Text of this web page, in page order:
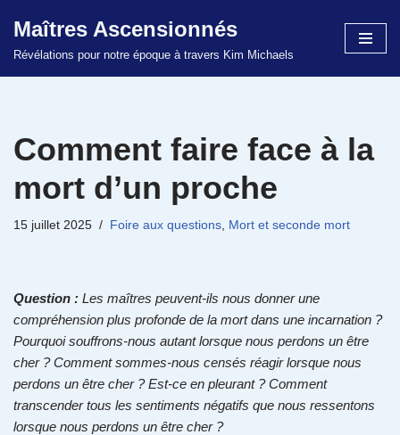
Aller
Maîtres Ascensionnés
Révélations pour notre époque à travers Kim Michaels
Comment faire face à la
mort d’un proche
15 juillet 2025 Foire aux questions, Mort et seconde mort
Question : Les maîtres peuvent-ils nous donner une
compréhension plus profonde de la mort dans une incarnation ?
Pourquoi souffrons-nous autant lorsque nous perdons un être
cher ? Comment sommes-nous censés réagir lorsque nous
perdons un être cher ? Est-ce en pleurant ? Comment
transcender tous les sentiments négatifs que nous ressentons
lorsque nous perdons un être cher ?